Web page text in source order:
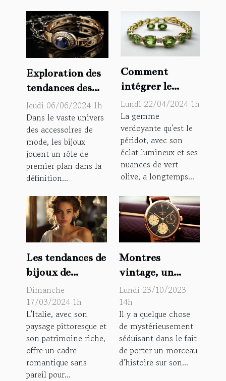
Exploration des
tendances des
bijoux à thème
"menottes" :
Symbolisme et
style dans
l'accessoirisation
moderne
Jeudi 06/06/2024 1h
Dans le vaste univers
des accessoires de
mode, les bijoux
jouent un rôle de
premier plan dans la
définition...
Comment
intégrer le
péridot dans vos
bijoux pour
associer style et
bien-être
Lundi 22/04/2024 1h
La gemme
verdoyante qu'est le
péridot, avec son
éclat lumineux et ses
nuances de vert
olive, a longtemps...
Les tendances de
bijoux de
mariage pour
une cérémonie
en Italie
Dimanche
17/03/2024 1h
L'Italie, avec son
paysage pittoresque et
son patrimoine riche,
offre un cadre
romantique sans
pareil pour...
Montres
vintage, un
retour en force
Lundi 23/10/2023
14h
Il y a quelque chose
de mystérieusement
séduisant dans le fait
de porter un morceau
d'histoire sur son...